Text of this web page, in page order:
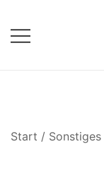
Inhalt
springen
Start / Sonstiges